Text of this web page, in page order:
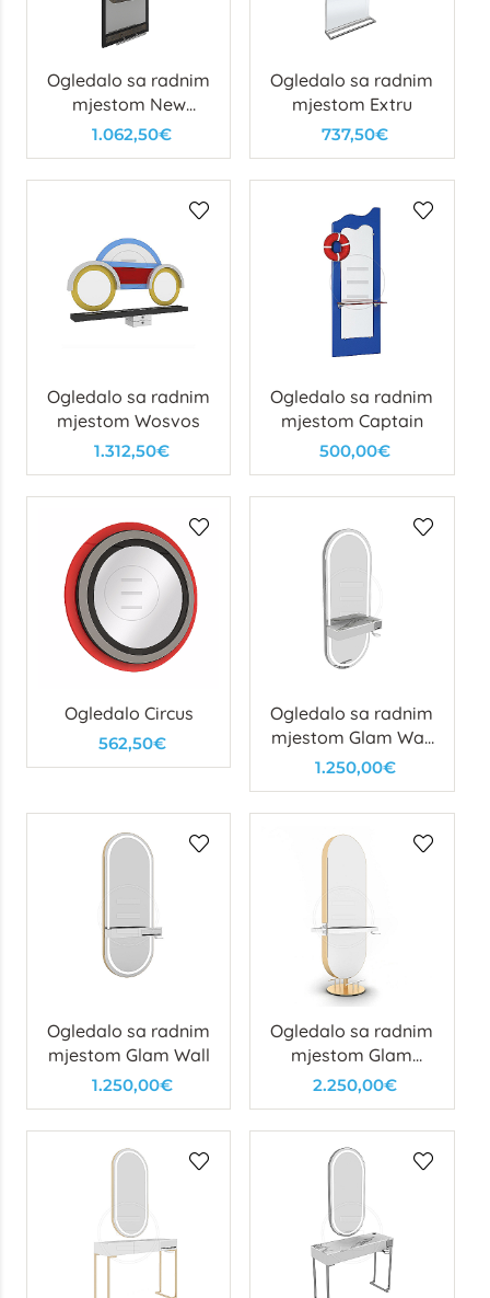
Ogledalo sa radnim
mjestom New
Diablo
1.062,50€
Ogledalo sa radnim
mjestom Extru
737,50€
Ogledalo sa radnim
mjestom Wosvos
1.312,50€
Ogledalo sa radnim
mjestom Captain
500,00€
Ogledalo Circus
562,50€
Ogledalo sa radnim
mjestom Glam Wall
NK
1.250,00€
Ogledalo sa radnim
mjestom Glam Wall
1.250,00€
Ogledalo sa radnim
mjestom Glam
Island
2.250,00€